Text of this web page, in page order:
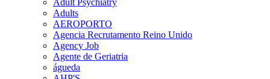
Adults
AEROPORTO
Agencia Recrutamento Reino Unido
Agency Job
Agente de Geriatria
águeda